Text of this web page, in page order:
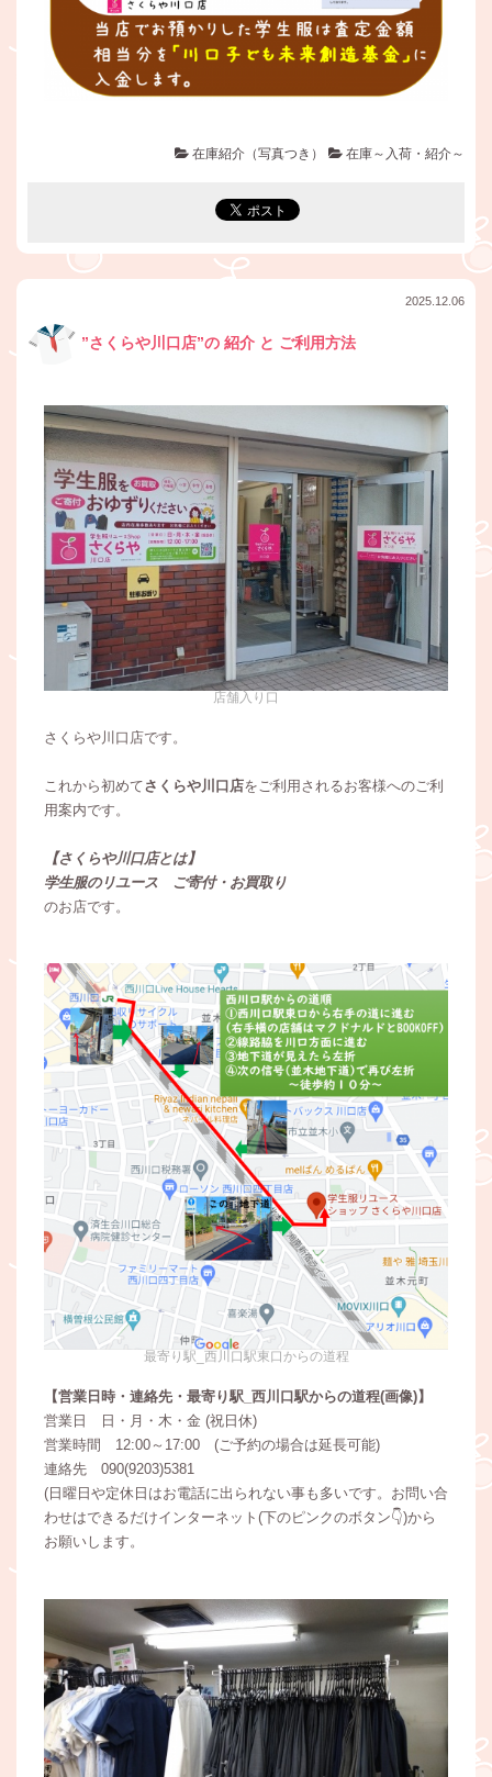
在庫紹介（写真つき） 在庫～入荷・紹介～
2025.12.06
”さくらや川口店”の 紹介 と ご利用方法
店舗入り口
さくらや川口店です。
これから初めてさくらや川口店をご利用されるお客様へのご利
用案内です。
【さくらや川口店とは】
学生服のリユース ご寄付・お買取り
のお店です。
最寄り駅_西川口駅東口からの道程
【営業日時・連絡先・最寄り駅_西川口駅からの道程(画像)】
営業日 日・月・木・金 (祝日休)
営業時間 12:00～17:00 (ご予約の場合は延長可能)
連絡先 090(9203)5381
(日曜日や定休日はお電話に出られない事も多いです。お問い合
わせはできるだけインターネット(下のピンクのボタン👇)から
お願いします。